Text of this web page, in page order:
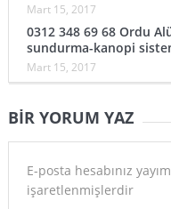
Mart 15, 2017
0312 348 69 68 Ordu
sundurma-kanopi
Mart 15, 2017
BIR YORUM YAZ
E-posta hesabınız
işaretlenmişlerdir